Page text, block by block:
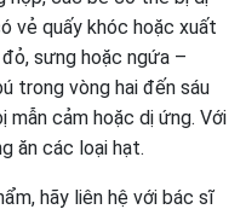
vẻ quấy khóc hoặc xuất
sưng hoặc ngứa –
trong vòng hai đến sáu
mẫn cảm hoặc dị ứng. Với
ăn các loại hạt.
hãy liên hệ với bác sĩ